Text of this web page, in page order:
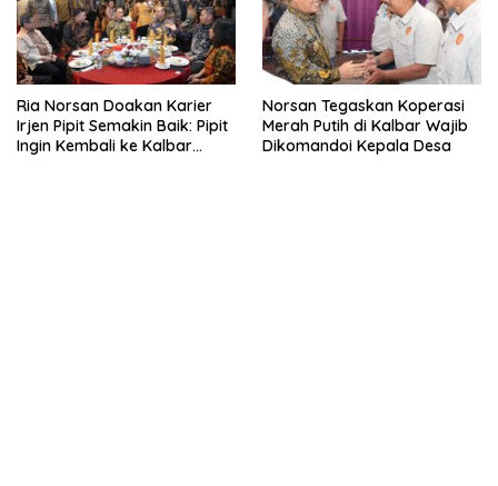
Ria Norsan Doakan Karier
Irjen Pipit Semakin Baik: Pipit
Ingin Kembali ke Kalbar
Norsan Tegaskan Koperasi
Merah Putih di Kalbar Wajib
Dikomandoi Kepala Desa